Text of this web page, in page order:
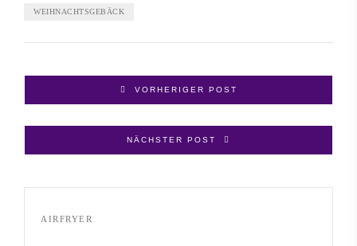
WEIHNACHTSGEBÄCK
VORHERIGER POST
NÄCHSTER POST
AIRFRYER